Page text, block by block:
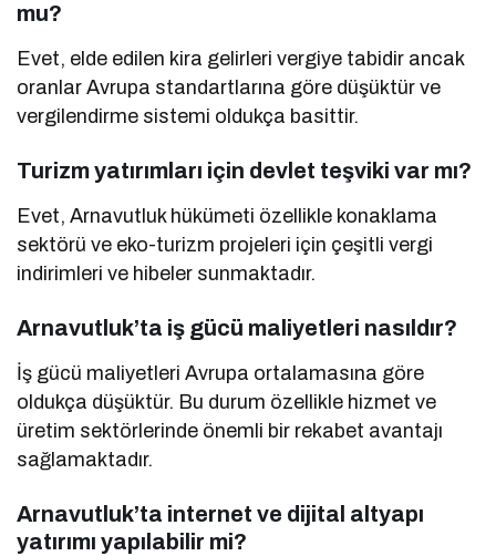
mu?
Evet, elde edilen kira gelirleri vergiye tabidir ancak
oranlar Avrupa standartlarına göre düşüktür ve
vergilendirme sistemi oldukça basittir.
Turizm yatırımları için devlet teşviki var mı?
Evet, Arnavutluk hükümeti özellikle konaklama
sektörü ve eko-turizm projeleri için çeşitli vergi
indirimleri ve hibeler sunmaktadır.
Arnavutluk’ta iş gücü maliyetleri nasıldır?
İş gücü maliyetleri Avrupa ortalamasına göre
oldukça düşüktür. Bu durum özellikle hizmet ve
üretim sektörlerinde önemli bir rekabet avantajı
sağlamaktadır.
Arnavutluk’ta internet ve dijital altyapı
yatırımı yapılabilir mi?